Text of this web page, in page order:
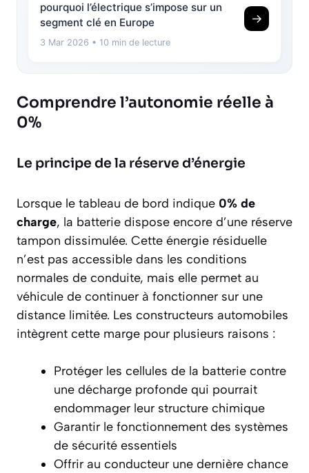
pourquoi l’électrique s’impose sur un
segment clé en Europe
3 Mar 2026 • 10 min de lecture
→
Comprendre l’autonomie réelle à
0%
Le principe de la réserve d’énergie
Lorsque le tableau de bord indique 0% de
charge, la batterie dispose encore d’une réserve
tampon dissimulée. Cette énergie résiduelle
n’est pas accessible dans les conditions
normales de conduite, mais elle permet au
véhicule de continuer à fonctionner sur une
distance limitée. Les constructeurs automobiles
intègrent cette marge pour plusieurs raisons :
Protéger les cellules de la batterie contre
une décharge profonde qui pourrait
endommager leur structure chimique
Garantir le fonctionnement des systèmes
de sécurité essentiels
Offrir au conducteur une dernière chance